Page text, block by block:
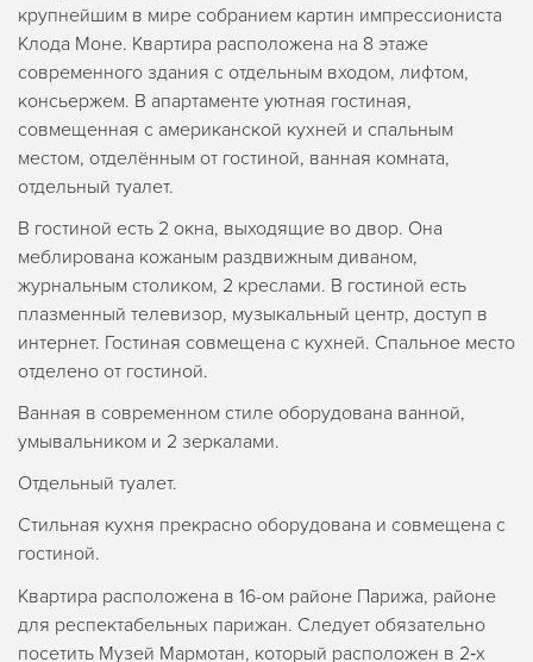
крупнейшим в мире собранием картин импрессиониста
Клода Моне. Квартира расположена на 8 этаже
современного здания с отдельным входом, лифтом,
консьержем. В апартаменте уютная гостиная,
совмещенная с американской кухней и спальным
местом, отделённым от гостиной, ванная комната,
отдельный туалет.
В гостиной есть 2 окна, выходящие во двор. Она
меблирована кожаным раздвижным диваном,
журнальным столиком, 2 креслами. В гостиной есть
плазменный телевизор, музыкальный центр, доступ в
интернет. Гостиная совмещена с кухней. Спальное место
отделено от гостиной.
Ванная в современном стиле оборудована ванной,
умывальником и 2 зеркалами.
Отдельный туалет.
Стильная кухня прекрасно оборудована и совмещена с
гостиной.
Квартира расположена в 16-ом районе Парижа, районе
для респектабельных парижан. Следует обязательно
посетить Музей Мармотан, который расположен в 2‑х